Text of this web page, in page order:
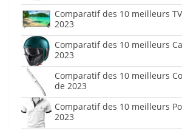
Comparatif des 10 meilleurs
2023
Comparatif des 10 meilleurs
2023
Comparatif des 10 meilleurs
de 2023
Comparatif des 10 meilleurs
2023